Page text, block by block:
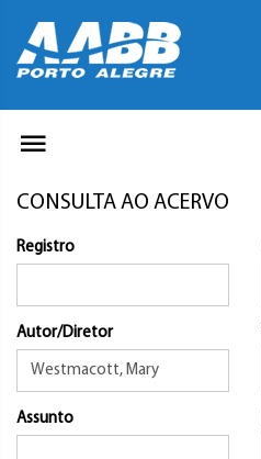
CONSULTA AO ACERVO
Registro
Autor/Diretor
Assunto